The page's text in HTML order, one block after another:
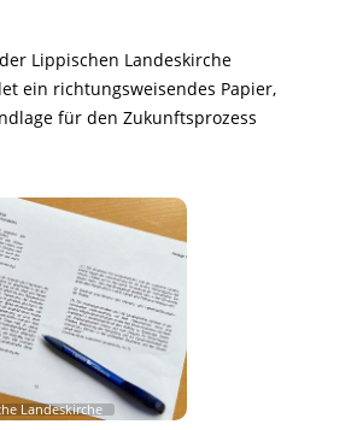
Lippischen Landeskirche
ein richtungsweisendes Papier,
für den Zukunftsprozess